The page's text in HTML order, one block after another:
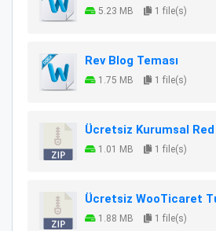
5.23 MB 1 file(s)
Rev Blog Teması
1.75 MB 1 file(s)
Ücretsiz Kurumsal Red
1.01 MB 1 file(s)
Ücretsiz WooTicaret
1.88 MB 1 file(s)